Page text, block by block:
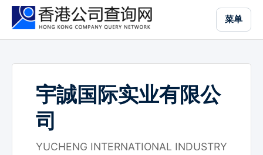
菜单
宇誠国际实业有限公
司
YUCHENG INTERNATIONAL INDUSTRY